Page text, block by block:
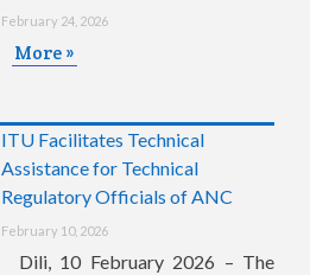
February 24, 2026
More »
ITU Facilitates Technical
Assistance for Technical
Regulatory Officials of ANC
February 10, 2026
Dili, 10 February 2026 – The